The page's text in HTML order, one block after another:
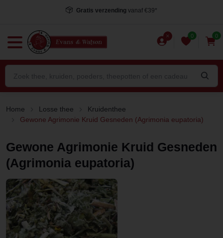
Gratis verzending vanaf €39*
0 0
Home Losse thee
Kruidenthee
Gewone Agrimonie Kruid Gesneden (Agrimonia eupatoria)
Gewone Agrimonie Kruid Gesneden
(Agrimonia eupatoria)